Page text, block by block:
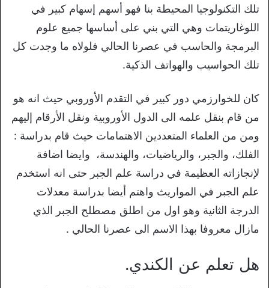
تلك التكنولوجيا المحيطة بنا فهو أسهم إسهام كبير في
اللوغاريتمات وهي التي بني على أساسها جميع علوم
البرمجة والحاسب في عصرنا الحالي فلولاه ما وجدت كل
تلك الحواسيب والهواتف الذكية.
كان للخوارزمي دور كبير في التقدم الأوروبي حيث انه هو
من قام بنقل علمه الى الدول الأوروبية ونقل الأرقام إليهم
ومن من العلماء المتعددين الاهتمامات حيث قام بدراسة :
الفلك، والجبر، والرياضيات، والهندسة، وايضا اضافة
لإنجازاته العظيمة في دراسة علم الجبر حتى انه استخدم
علم الجبر في المواريث واهتم أيضا بدراسة معدلات
الدرجة الثانية وهو اول من اطلق مصطلح الجبر الذي
مازال معروفا بهذا الاسم الى عصرنا الحالي .
هل تعلم عن الكندي.